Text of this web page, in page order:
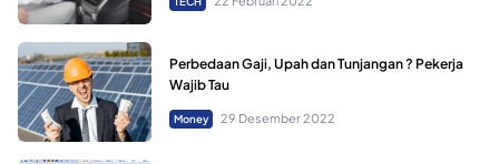
Perbedaan Gaji, Upah dan Tunjangan ? Pekerja
Wajib Tau
Money 29 Desember 2022